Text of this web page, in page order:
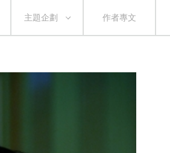
主題企劃 作者專文